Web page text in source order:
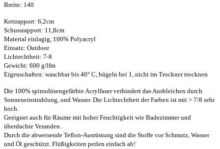
Breite: 140
Kettrapport: 6,2cm
Schussrapport: 11,8cm
Material einlagig, 100% Polyacryl
Einsatz: Outdoor
Lichtechtheit: 7-8
Gewicht: 600 g/lfm
Eigenschaften: waschbar bis 40° C, bügeln bei 1, nicht im Trockner trocknen
Die 100% spinndüsengefärbte Acrylfaser verhindert das Ausbleichen durch
Sonneneinstrahlung, und Wasser. Die Lichtechtheit der Farben ist mit > 7/8 sehr
hoch.
Geeignet auch für Räume mit hoher Feuchtigkeit wie Badezimmer und
überdachte Veranden.
Durch die abweisende Teflon-Ausrüstung sind die Stoffe vor Schmutz, Wasser
und Öl geschützt. Flüßigkeiten perlen einfach ab!